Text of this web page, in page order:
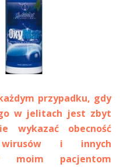
przypadku, gdy
w jelitach jest zbyt
wykazać obecność
wirusów i innych
moim pacjentom